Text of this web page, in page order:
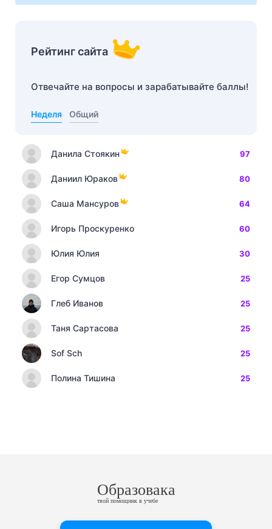
Рейтинг сайта
Отвечайте на вопросы и зарабатывайте баллы!
Неделя Общий
Данила Стоякин 97
Даниил Юраков 80
Саша Мансуров 64
Игорь Проскуренко 60
Юлия Юлия 30
Егор Сумцов 25
Глеб Иванов 25
Таня Сартасова 25
Sof Sch 25
Полина Тишина 25
Образовака
твой помощник в учебе